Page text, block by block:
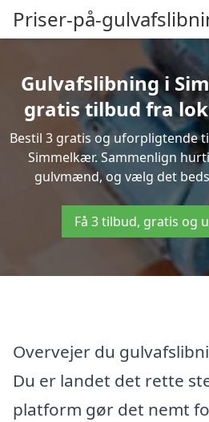
Priser-på-
Gulvafslibning i
gratis tilbud fra
Bestil 3 gratis og uforpligtende
Simmelkær. Sammenlign
gulvmænd, og vælg det
Få 3 tilbud, gratis og
Overvejer du
Du er landet det rette
platform gør det nemt